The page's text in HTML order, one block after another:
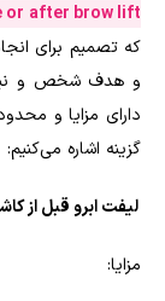
or after brow lift
که تصمیم برای
و هدف شخص و
دارای مزایا و
گزینه اشاره می‌کنیم:
لیفت ابرو قبل از
مزایا: